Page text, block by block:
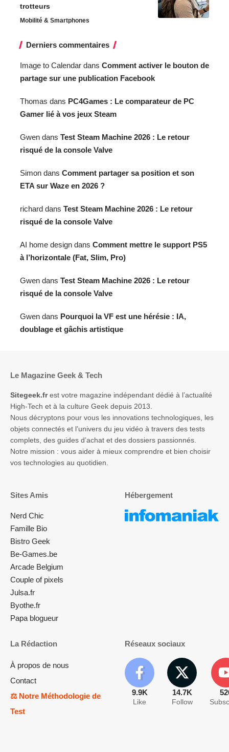
trotteurs
Mobilité & Smartphones
Derniers commentaires
Image to Calendar dans Comment activer le bouton de
partage sur une publication Facebook
Thomas dans PC4Games : Le comparateur de PC
Gamer lié à vos jeux Steam
Gwen dans Test Steam Machine 2026 : Le retour
risqué de la console Valve
Simon dans Comment partager sa position et son
ETA sur Waze en 2026 ?
richard dans Test Steam Machine 2026 : Le retour
risqué de la console Valve
AI home design dans Comment mettre le support PS5
à l’horizontale (Fat, Slim, Pro)
Gwen dans Test Steam Machine 2026 : Le retour
risqué de la console Valve
Gwen dans Pourquoi la VF est une hérésie : IA,
doublage et gâchis artistique
Le Magazine Geek & Tech
Sitegeek.frest votre magazine indépendant dédié à l’actualité
High-Tech et à la culture Geek depuis 2013.
Nous décryptons pour vous les innovations technologiques, les
objets connectés et l’univers du jeu vidéo à travers des tests
complets, des guides d’achat et des dossiers passionnés.
Notre mission : vous aider à mieux comprendre et bien choisir
vos technologies au quotidien.
Sites Amis
Nerd Chic
Famille Bio
Bistro Geek
Be-Games.be
Arcade Belgium
Couple of pixels
Julsa.fr
Byothe.fr
Papa blogueur
Hébergement
La Rédaction
À propos de nous
Contact
⚖️ Notre Méthodologie de
Test
Réseaux sociaux
9.9K
Like
14.7K
Follow